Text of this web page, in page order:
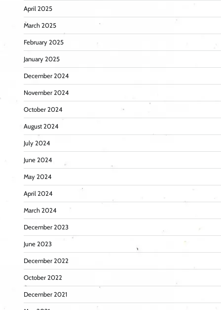
April 2025
March 2025
February 2025
January 2025
December 2024
November 2024
October 2024
August 2024
July 2024
June 2024
May 2024
April 2024
March 2024
December 2023
June 2023
December 2022
October 2022
December 2021